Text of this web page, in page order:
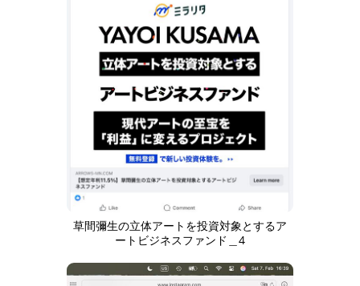
草間彌生の立体アートを投資対象とするア
ートビジネスファンド＿4